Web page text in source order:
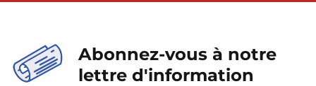
Abonnez-vous à notre
lettre d'information